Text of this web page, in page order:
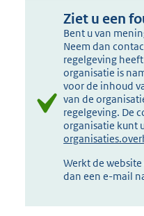
Ziet u een
Bent u van
Neem dan
regelgeving
organisatie is
voor de inhoud
van de
regelgeving. De
organisatie kunt
Werkt de
dan een e-mail